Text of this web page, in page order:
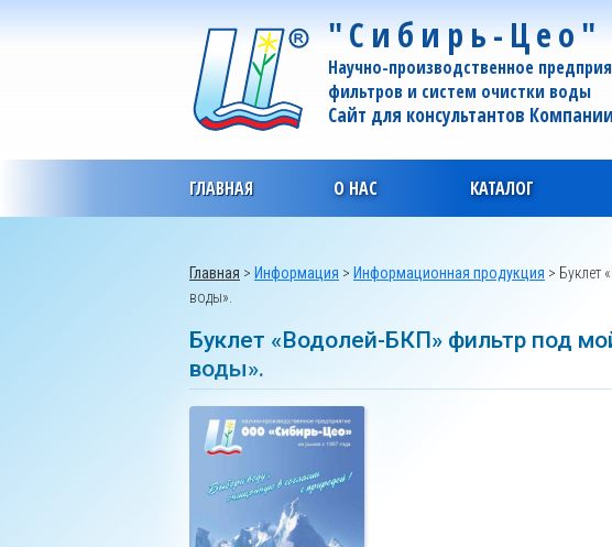
"Сибирь-Цео"
Научно-производственное
фильтров и систем очистки воды
Сайт для консультантов
ГЛАВНАЯ О НАС КАТАЛОГ
Главная > Информация > Информационная продукция > Буклет
воды».
Буклет «Водолей-БКП» фильтр под
воды».